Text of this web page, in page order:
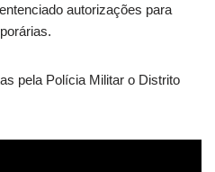
autorizações para
pela Polícia Militar o Distrito